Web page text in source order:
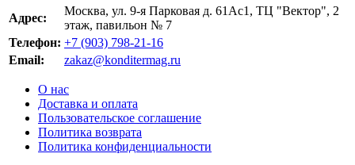
Адрес:
Москва, ул. 9-я Парковая д. 61Ас1, ТЦ "Вектор", 2
этаж, павильон № 7
Телефон: +7 (903) 798-21-16
Email:
zakaz@konditermag.ru
О нас
Доставка и оплата
Пользовательское соглашение
Политика возврата
Политика конфиденциальности